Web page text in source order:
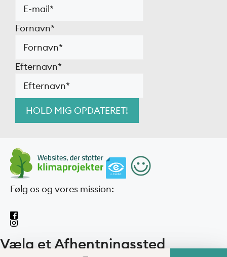
Fornavn*
Efternavn*
Følg os og vores mission:
Vælg et Afhentningssted